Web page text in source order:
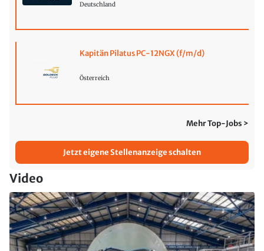
Deutschland
Kapitän Pilatus PC-12NGX (f/m/d)
Österreich
Mehr Top-Jobs >
Jetzt eigene Stellenanzeige schalten
Video